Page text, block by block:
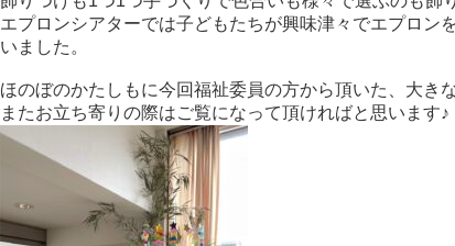
エプロンシアターでは子どもたちが興味津々でエプロン
いました。
ほのぼのかたしもに今回福祉委員の方から頂いた、大き
またお立ち寄りの際はご覧になって頂ければと思います♪